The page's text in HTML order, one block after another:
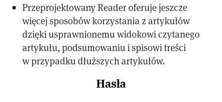
Przeprojektowany Reader oferuje jeszcze
więcej sposobów korzystania z artykułów
dzięki usprawnionemu widokowi czytanego
artykułu, podsumowaniu i spisowi treści
w przypadku dłuższych artykułów.
Hasła